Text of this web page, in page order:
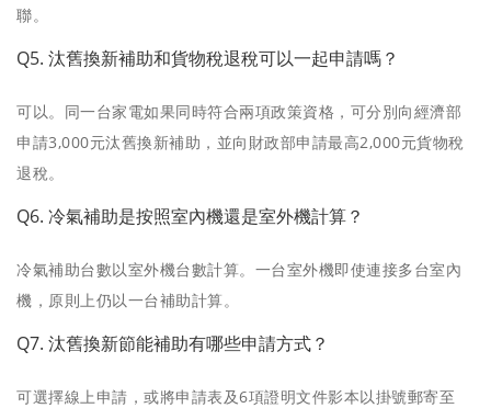
聯。
Q5. 汰舊換新補助和貨物稅退稅可以一起申請嗎？
可以。同一台家電如果同時符合兩項政策資格，可分別向經濟部
申請3,000元汰舊換新補助，並向財政部申請最高2,000元貨物稅
退稅。
Q6. 冷氣補助是按照室內機還是室外機計算？
冷氣補助台數以室外機台數計算。一台室外機即使連接多台室內
機，原則上仍以一台補助計算。
Q7. 汰舊換新節能補助有哪些申請方式？
可選擇線上申請，或將申請表及6項證明文件影本以掛號郵寄至